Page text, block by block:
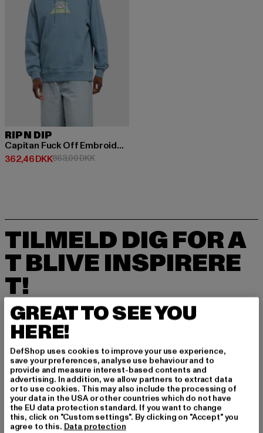
RIP N DIP
Capitan Fuck Off Embroidered
362,46 DKK
Nuværende pris: 362,46 DKK
863,00 DKKKampagnepris: 863,00 DKK
TILMELD DIG FOR A
T BLIVE INSPIRERE
T!
Tilmeld dig vores nyhedsbrev her og modtag f
remtidige oplysninger om aktuelle trends, tilbu
d og kuponer fra DefShop via e-mail!
Hvilke produkter er du interesseret i?
MÆND
KVINDER
GREAT TO SEE YOU
HERE!
DefShop uses cookies to improve your use experience,
save your preferences, analyse use behaviour and to
provide and measure interest-based contents and
advertising. In addition, we allow partners to extract data
or to use cookies. This may also include the processing of
your data in the USA or other countries which do not have
the EU data protection standard. If you want to change
this, click on "Custom settings". By clicking on "Accept" you
agree to this. Data protection